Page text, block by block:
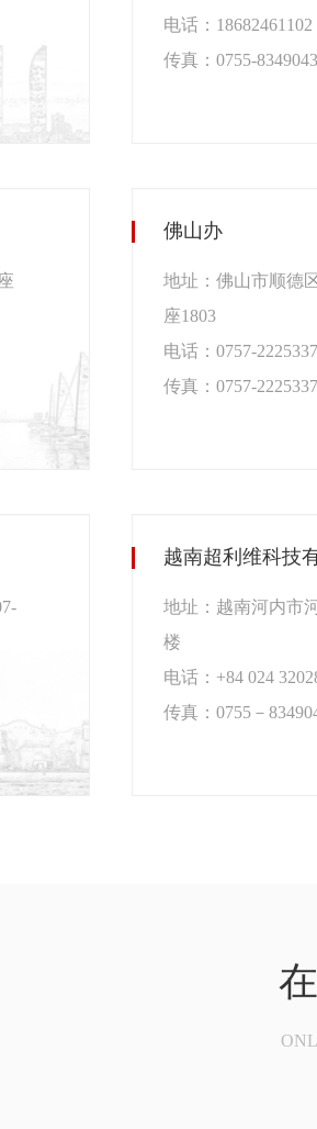
电话：18682461102
传真：0755-
佛山办
地址：佛山市顺德
座1803
电话：0757-
传真： 0757-
越南超利维科技
地址：越南河内市
楼
电话：+84 024
传真：0755－